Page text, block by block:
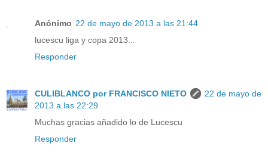
Anónimo 22 de mayo de 2013 a las 21:44
lucescu liga y copa 2013...
Responder
CULIBLANCO por FRANCISCO NIETO
22 de mayo de
2013 a las 22:29
Muchas gracias añadido lo de Lucescu
Responder